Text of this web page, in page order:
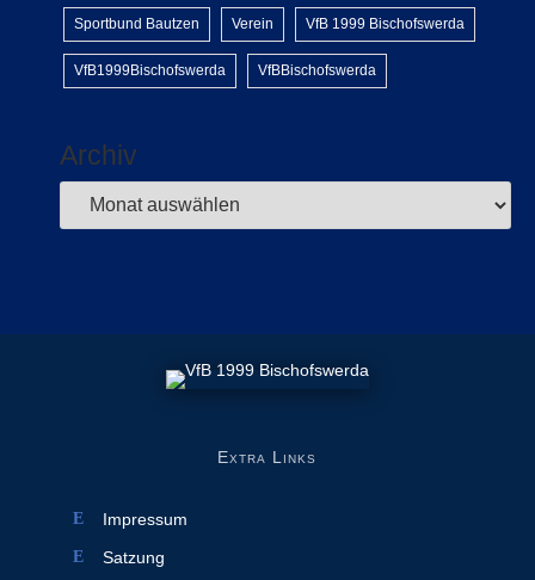
Sportbund Bautzen Verein VfB 1999 Bischofswerda
VfB1999Bischofswerda VfBBischofswerda
Archiv
Extra Links
Impressum
Satzung